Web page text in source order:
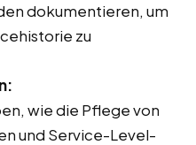
dokumentieren, um
zu
wie die Pflege von
und Service-Level-